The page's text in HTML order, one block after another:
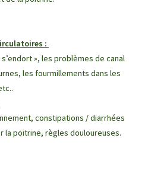
:
», les problèmes de canal
les fourmillements dans les
constipations / diarrhées
la poitrine, règles douloureuses.